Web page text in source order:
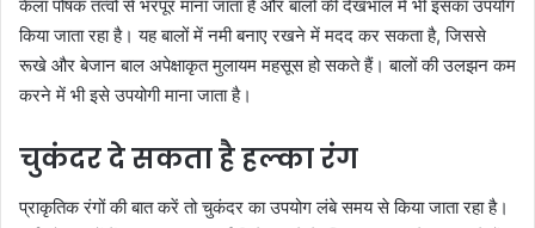
केला पोषक तत्वों से भरपूर माना जाता है और बालों की देखभाल में भी इसका उपयोग
किया जाता रहा है। यह बालों में नमी बनाए रखने में मदद कर सकता है, जिससे
रूखे और बेजान बाल अपेक्षाकृत मुलायम महसूस हो सकते हैं। बालों की उलझन कम
करने में भी इसे उपयोगी माना जाता है।
चुकंदर दे सकता है हल्का रंग
प्राकृतिक रंगों की बात करें तो चुकंदर का उपयोग लंबे समय से किया जाता रहा है।